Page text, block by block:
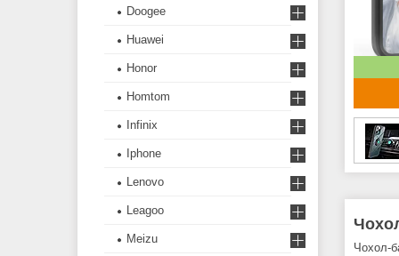
Чохол-
Doogee
Huawei
Honor
Homtom
Infinix
Iphone
Lenovo
Leagoo
Meizu